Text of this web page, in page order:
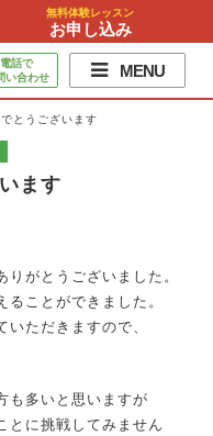
無料体験レッスン
お申し込み
電話で
い合わせ
MENU
とうございます
ます
りがとうございました。
ことができました。
ただきますので、
も多いと思いますが
とに挑戦してみません